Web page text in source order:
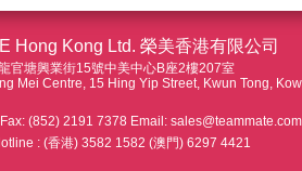
Hong Kong Ltd. 榮美香港有限公司
官塘興業街15號中美中心B座2樓207室
Mei Centre, 15 Hing Yip Street, Kwun Tong,
(852) 2191 7378 Email:
: (香港) 3582 1582 (澳門) 6297 4421